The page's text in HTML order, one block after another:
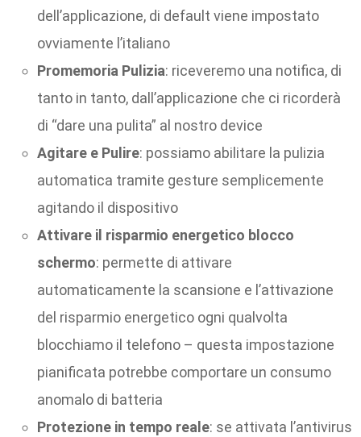
dell’applicazione, di default viene impostato
ovviamente l’italiano
Promemoria Pulizia: riceveremo una notifica, di
tanto in tanto, dall’applicazione che ci ricorderà
di “dare una pulita” al nostro device
Agitare e Pulire: possiamo abilitare la pulizia
automatica tramite gesture semplicemente
agitando il dispositivo
Attivare il risparmio energetico blocco
schermo: permette di attivare
automaticamente la scansione e l’attivazione
del risparmio energetico ogni qualvolta
blocchiamo il telefono – questa impostazione
pianificata potrebbe comportare un consumo
anomalo di batteria
Protezione in tempo reale: se attivata l’antivirus